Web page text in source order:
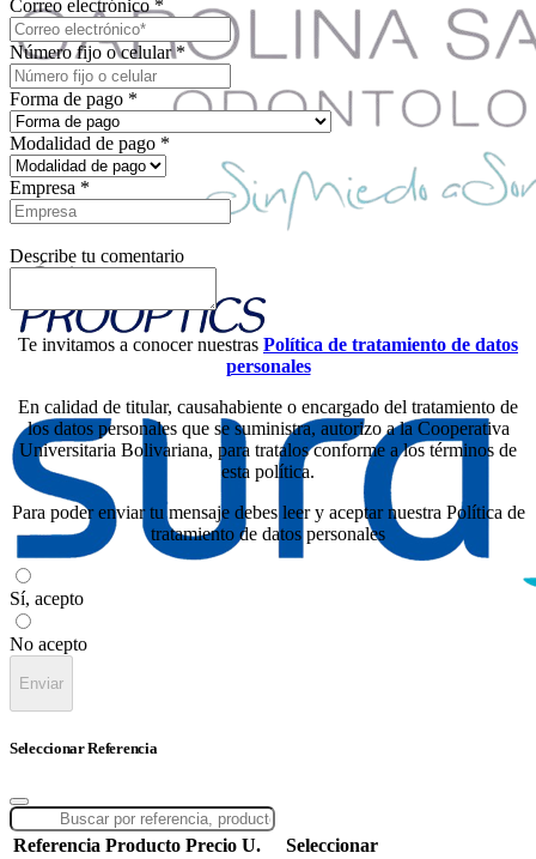
Correo electrónico*
Número fijo o celular*
Forma de pago *
Modalidad de pago *
Empresa *
Describe tu comentario
Te invitamos a conocer nuestras Política de tratamiento de datos
personales
En calidad de titular, causahabiente o encargado del tratamiento de
los datos personales que se suministra, autorizo a la Cooperativa
Universitaria Bolivariana, para tratalos conforme a los términos de
esta política.
Para poder enviar tu mensaje debes leer y aceptar nuestra Política de
tratamiento de datos personales
Sí, acepto
No acepto
Enviar
Seleccionar Referencia
Referencia Producto Precio U.
Seleccionar